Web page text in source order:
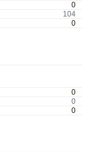
0
104
0
0
0
0